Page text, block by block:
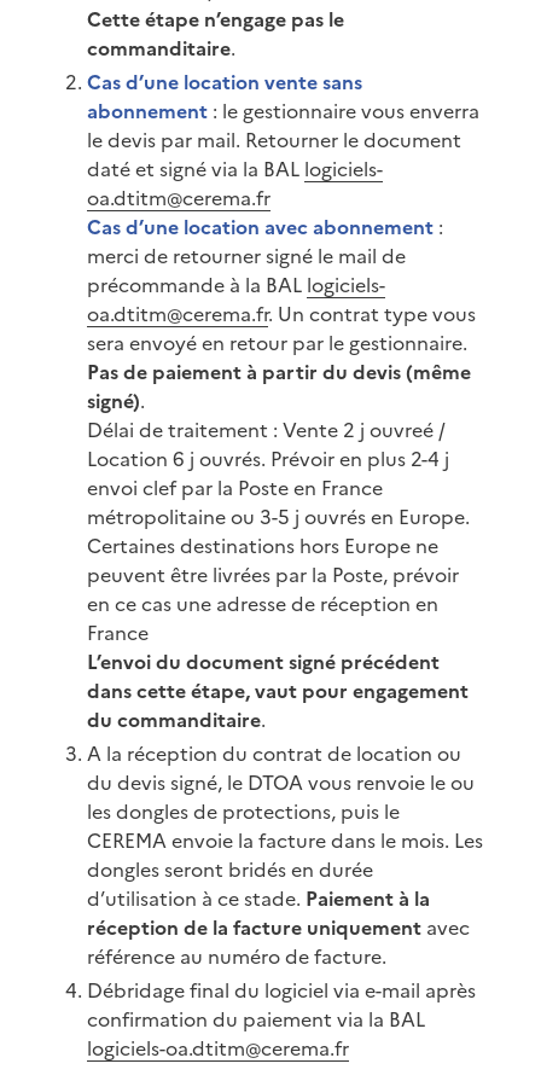
Cette étape n’engage pas le
commanditaire.
Cas d’une location vente sans
abonnement : le gestionnaire vous enverra
le devis par mail. Retourner le document
daté et signé via la BAL logiciels-
oa.dtitm@cerema.fr
Cas d’une location avec abonnement :
merci de retourner signé le mail de
précommande à la BAL logiciels-
oa.dtitm@cerema.fr. Un contrat type vous
sera envoyé en retour par le gestionnaire.
Pas de paiement à partir du devis (même
signé).
Délai de traitement : Vente 2 j ouvreé /
Location 6 j ouvrés. Prévoir en plus 2-4 j
envoi clef par la Poste en France
métropolitaine ou 3-5 j ouvrés en Europe.
Certaines destinations hors Europe ne
peuvent être livrées par la Poste, prévoir
en ce cas une adresse de réception en
France
L’envoi du document signé précédent
dans cette étape, vaut pour engagement
du commanditaire.
A la réception du contrat de location ou
du devis signé, le DTOA vous renvoie le ou
les dongles de protections, puis le
CEREMA envoie la facture dans le mois. Les
dongles seront bridés en durée
d’utilisation à ce stade. Paiement à la
réception de la facture uniquement avec
référence au numéro de facture.
Débridage final du logiciel via e-mail après
confirmation du paiement via la BAL
logiciels-oa.dtitm@cerema.fr